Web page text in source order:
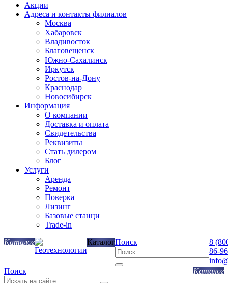
Акции
Адреса и контакты филиалов
Москва
Хабаровск
Владивосток
Благовещенск
Южно-Сахалинск
Иркутск
Ростов-на-Дону
Краснодар
Новосибирск
Информация
О компании
Доставка и оплата
Свидетельства
Реквизиты
Стать дилером
Блог
Услуги
Аренда
Ремонт
Поверка
Лизинг
Базовые станци
Trade-in
КаталогПоиск
8
86-96
Поиск